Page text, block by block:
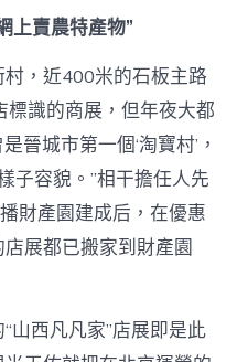
上賣農特產物”
，近400米的石板主路
識的商展，但年夜大都
晉城市第一個‘淘寶村’，
子容貌。”相干擔任人先
財產園建成后，在優惠
展都已搬家到財產園
山西凡凡家”店展即是此